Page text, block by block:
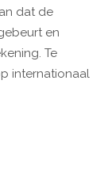
dat de
en
Te
internationaal